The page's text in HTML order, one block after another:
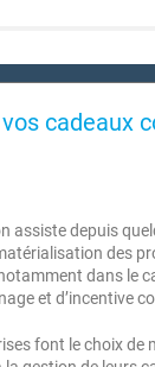
cadeaux
assiste depuis
des
dans le
et d’incentive
font le choix de